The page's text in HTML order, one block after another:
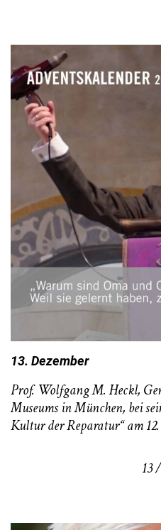
13. Dezember
Prof. Wolfgang M. Heckl,
Museums in München, bei
Kultur der Reparatur“ am
13